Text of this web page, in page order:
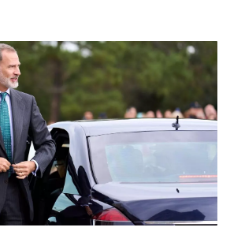
Manuel Baltar
“Six seven”